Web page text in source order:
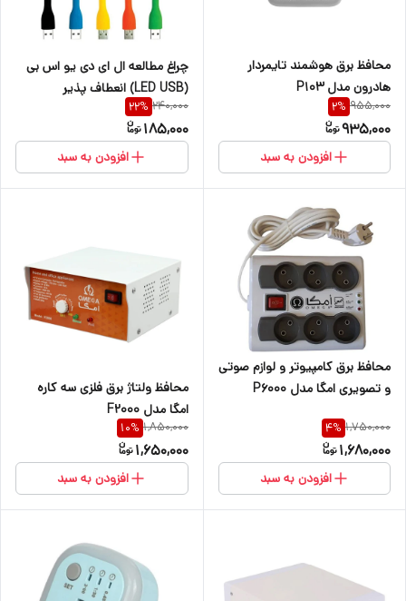
محافظ برق هوشمند تایمردار
هادرون مدل P103
955,000
2%
935,000
افزودن به سبد
چراغ مطالعه ال ای دی یو اس بی
(LED USB) انعطاف پذیر
شیائومی
240,000
22%
185,000
افزودن به سبد
محافظ برق کامپیوتر و لوازم صوتی
و تصویری امگا مدل P6000
1,750,000
4%
1,680,000
افزودن به سبد
محافظ ولتاژ برق فلزی سه کاره
امگا مدل F2000
1,850,000
10%
1,650,000
افزودن به سبد